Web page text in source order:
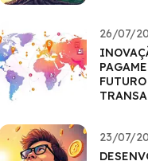
26/07/
23/07/